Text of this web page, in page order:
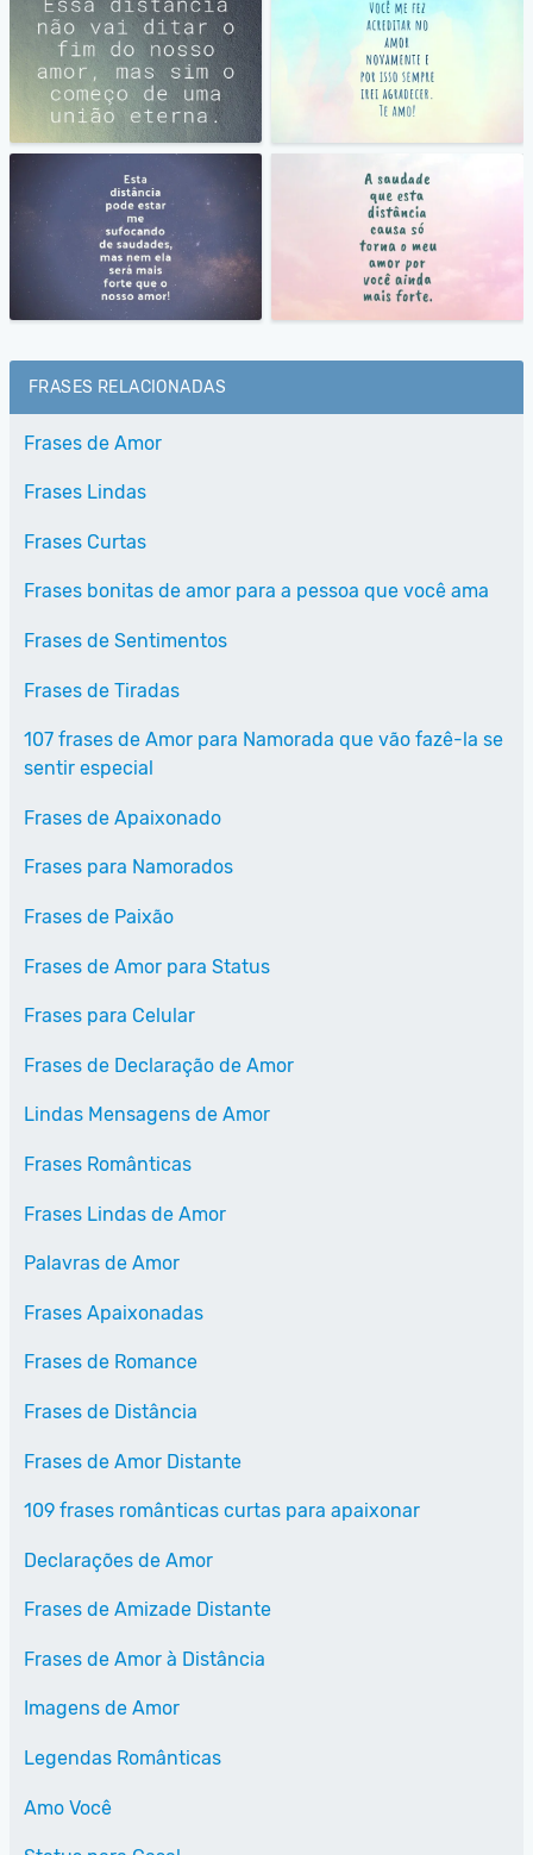
FRASES RELACIONADAS
Frases de Amor
Frases Lindas
Frases Curtas
Frases bonitas de amor para a pessoa que você ama
Frases de Sentimentos
Frases de Tiradas
107 frases de Amor para Namorada que vão fazê-la se
sentir especial
Frases de Apaixonado
Frases para Namorados
Frases de Paixão
Frases de Amor para Status
Frases para Celular
Frases de Declaração de Amor
Lindas Mensagens de Amor
Frases Românticas
Frases Lindas de Amor
Palavras de Amor
Frases Apaixonadas
Frases de Romance
Frases de Distância
Frases de Amor Distante
109 frases românticas curtas para apaixonar
Declarações de Amor
Frases de Amizade Distante
Frases de Amor à Distância
Imagens de Amor
Legendas Românticas
Amo Você